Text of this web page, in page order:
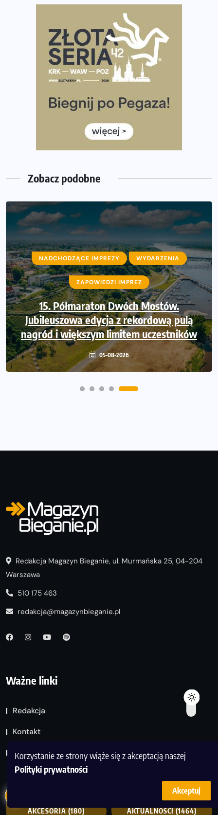
Korzystanie ze strony wiąże się z akceptacją naszej
Polityki prywatności
Akceptuj
Największy Bieg Powstania Warszawskiego w historii.
Ponad 12 tysięcy uczestników pobiegło dla Bohaterów!
Tętno vs tempo – czym kierować się w bieganiu?
Co ma dużo białka? Produkty, które warto włączyć do
Rozbiegany Olsztyn szykuje się na weekend z
Już w tę sobotę 35. Bieg Powstania Warszawskiego.
Wystartuje rekordowa liczba uczestników
35. Bieg Powstania Warszawskiego – praktyczny
poradnik przed startem
Zobacz podobne
NADCHODZĄCE IMPREZY WYDARZENIA
ZAPOWIEDZI IMPREZ
15. Półmaraton Dwóch Mostów.
Jubileuszowa edycja z rekordową pulą
nagród i większym limitem uczestników
05-08-2026
Redakcja Magazyn Bieganie, ul. Murmańska 25, 04-204
Warszawa
510 175 463
redakcja@magazynbieganie.pl
Ważne linki
Redakcja
Kontakt
Polityka prywatności
AKCESORIA (180) AKTUALNOŚCI (1464)